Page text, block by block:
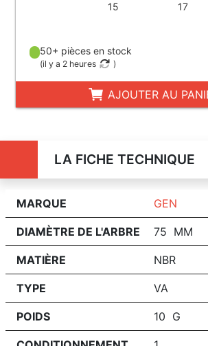
15 17
50+ pièces en stock
(il y a 2 heures )
AJOUTER AU
LA FICHE TECHNIQUE
MARQUE GEN
DIAMÈTRE DE L'ARBRE 75 MM
MATIÈRE NBR
TYPE VA
POIDS 10 G